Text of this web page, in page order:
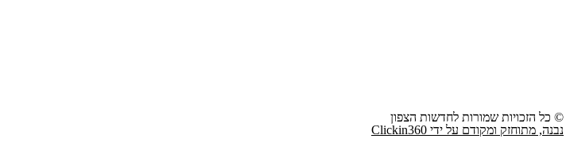
© כל הזכויות שמורות לחדשות הצפון
נבנה, מתוחזק ומקודם על ידי Clickin360